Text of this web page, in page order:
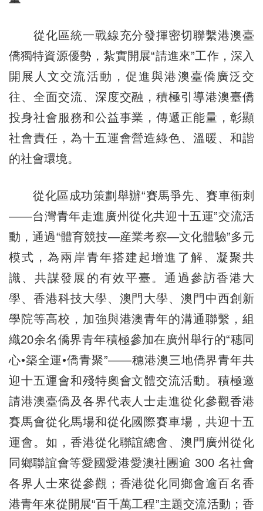
從化區統一戰線充分發揮密切聯繫港澳臺
僑獨特資源優勢，紮實開展“請進來”工作，深入
開展人文交流活動，促進與港澳臺僑廣泛交
往、全面交流、深度交融，積極引導港澳臺僑
投身社會服務和公益事業，傳遞正能量，彰顯
社會責任，為十五運會營造綠色、溫暖、和諧
的社會環境。
從化區成功策劃舉辦“賽馬爭先、賽車衝刺
——台灣青年走進廣州從化共迎十五運”交流活
動，通過“體育競技—産業考察—文化體驗”多元
模式，為兩岸青年搭建起增進了解、凝聚共
識、共謀發展的有效平臺。通過參訪香港大
學、香港科技大學、澳門大學、澳門中西創新
學院等高校，加強與港澳青年的溝通聯繫，組
織20余名僑界青年積極參加在廣州舉行的“穗同
心•築全運•僑青聚”——穗港澳三地僑界青年共
迎十五運會和殘特奧會文體交流活動。積極邀
請港澳臺僑及各界代表人士走進從化參觀香港
賽馬會從化馬場和從化國際賽車場，共迎十五
運會。如，香港從化聯誼總會、澳門廣州從化
同鄉聯誼會等愛國愛港愛澳社團逾 300 名社會
各界人士來從參觀；香港從化同鄉會逾百名香
港青年來從開展“百千萬工程”主題交流活動；香